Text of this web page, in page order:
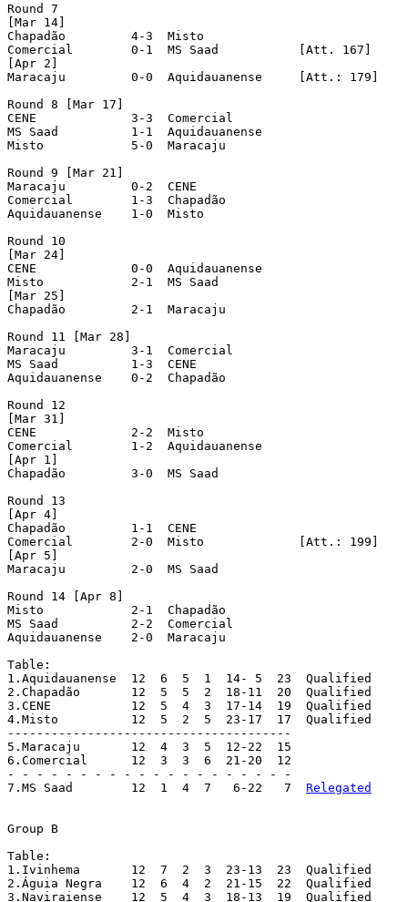
Round 7
[Mar 14]
Chapadão	 4-3  Misto
Comercial	 0-1  MS Saad		[Att. 167]
[Apr 2]
Maracaju 	 0-0  Aquidauanense	[Att.: 179]
Round 8 [Mar 17]
CENE		 3-3  Comercial
MS Saad		 1-1  Aquidauanense
Misto		 5-0  Maracaju
Round 9 [Mar 21]
Maracaju	 0-2  CENE
Comercial	 1-3  Chapadão
Aquidauanense	 1-0  Misto
Round 10
[Mar 24]
CENE		 0-0  Aquidauanense
Misto		 2-1  MS Saad
[Mar 25]
Chapadão	 2-1  Maracaju
Round 11 [Mar 28]
Maracaju	 3-1  Comercial
MS Saad		 1-3  CENE
Aquidauanense	 0-2  Chapadão
Round 12
[Mar 31]
CENE		 2-2  Misto
Comercial	 1-2  Aquidauanense
[Apr 1]
Chapadão	 3-0  MS Saad
Round 13
[Apr 4]
Chapadão	 1-1  CENE
Comercial	 2-0  Misto		[Att.: 199]
[Apr 5]
Maracaju	 2-0  MS Saad
Round 14 [Apr 8]
Misto		 2-1  Chapadão
MS Saad		 2-2  Comercial
Aquidauanense	 2-0  Maracaju
Table:
1.Aquidauanense  12  6  5  1  14- 5  23  Qualified
2.Chapadão 	 12  5  5  2  18-11  20  Qualified
3.CENE 		 12  5  4  3  17-14  19  Qualified
4.Misto 	 12  5  2  5  23-17  17  Qualified
---------------------------------------
5.Maracaju 	 12  4  3  5  12-22  15
6.Comercial 	 12  3  3  6  21-20  12
- - - - - - - - - - - - - - - - - - - -
7.MS Saad 	 12  1  4  7   6-22   7 Relegated
Group B
Table:
1.Ivinhema 	 12  7  2  3  23-13  23  Qualified
2.Águia Negra 	 12  6  4  2  21-15  22  Qualified
3.Naviraiense 	 12  5  4  3  18-13  19  Qualified